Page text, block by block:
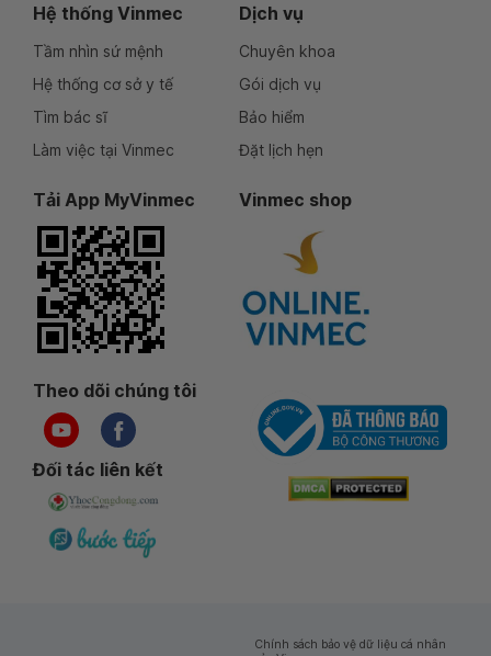
Hệ thống Vinmec
Tầm nhìn sứ mệnh
Hệ thống cơ sở y tế
Tìm bác sĩ
Làm việc tại Vinmec
Dịch vụ
Chuyên khoa
Gói dịch vụ
Bảo hiểm
Đặt lịch hẹn
Tải App MyVinmec Vinmec shop
Theo dõi chúng tôi
Đối tác liên kết
Chính sách bảo vệ dữ liệu cá nhân